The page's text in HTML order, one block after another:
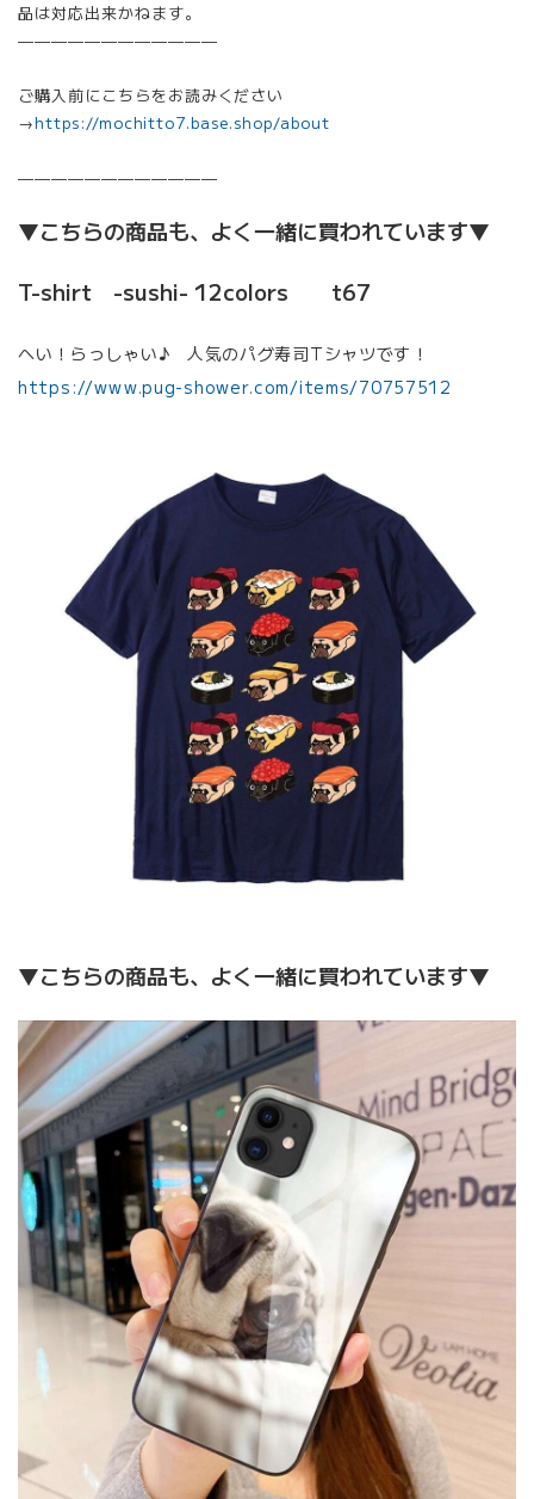
品は対応出来かねます。
————————————
ご購入前にこちらをお読みください
→https://mochitto7.base.shop/about
————————————
▼こちらの商品も、よく一緒に買われています▼
T-shirt -sushi- 12colors t67
へい！らっしゃい♪ 人気のパグ寿司Tシャツです！
https://www.pug-shower.com/items/70757512
▼こちらの商品も、よく一緒に買われています▼